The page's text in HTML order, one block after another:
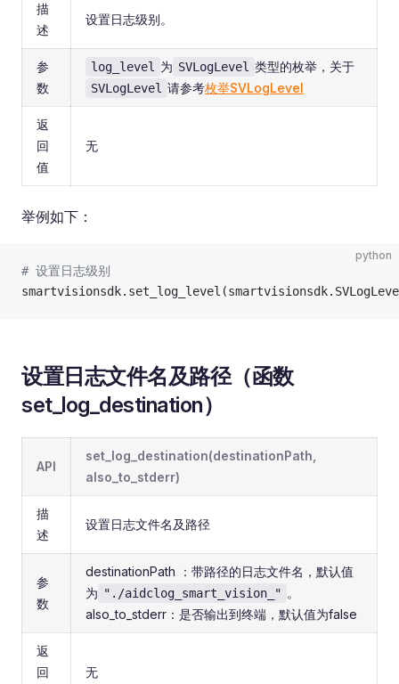
描
述
设置日志级别。
参
数
log_level 为 SVLogLevel 类型的枚举，关于
SVLogLevel 请参考枚举SVLogLevel
返
回
值
无
举例如下：
python
# 设置日志级别
设置日志文件名及路径（函数
set_log_destination）
API
set_log_destination(destinationPath,
also_to_stderr)
描
述
设置日志文件名及路径
参
数
destinationPath ：带路径的日志文件名，默认值
为 "./aidclog_smart_vision_" 。
also_to_stderr：是否输出到终端，默认值为false
返
回
无